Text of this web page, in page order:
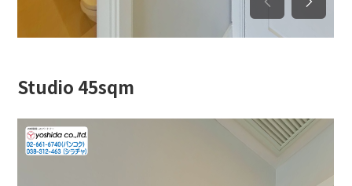
Studio 45sqm